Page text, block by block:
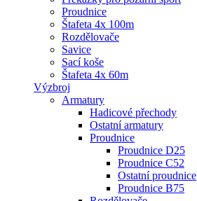
Proudnice
Štafeta 4x 100m
Rozdělovače
Savice
Sací koše
Štafeta 4x 60m
Výzbroj
Armatury
Hadicové přechody
Ostatní armatury
Proudnice
Proudnice D25
Proudnice C52
Ostatní proudnice
Proudnice B75